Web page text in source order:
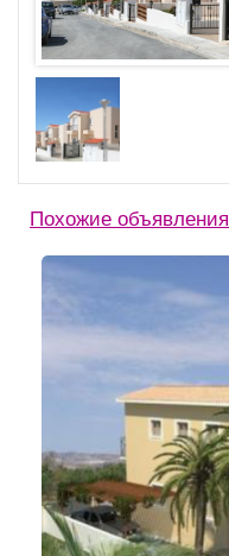
Похожие